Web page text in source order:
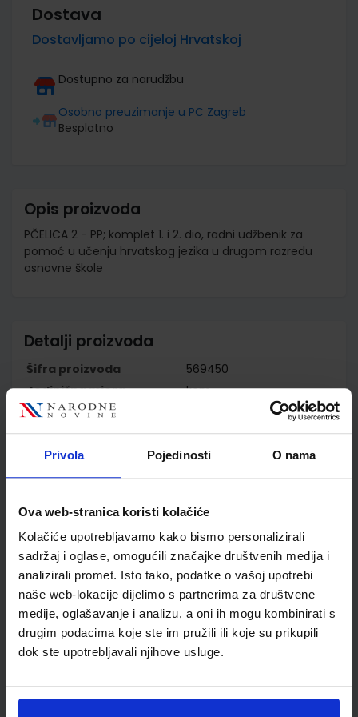
Privola Pojedinosti O nama
Ova web-stranica koristi kolačiće
Kolačiće upotrebljavamo kako bismo personalizirali
sadržaj i oglase, omogućili značajke društvenih medija i
analizirali promet. Isto tako, podatke o vašoj upotrebi
naše web-lokacije dijelimo s partnerima za društvene
medije, oglašavanje i analizu, a oni ih mogu kombinirati s
drugim podacima koje ste im pružili ili koje su prikupili
dok ste upotrebljavali njihove usluge.
Dostava
Dostavljamo po cijeloj Hrvatskoj
Dostupno za narudžbu
Osobno preuzimanje u PC Zagreb
Besplatno
Opis proizvoda
PČELICA 2 - PP; komplet 1. i 2. dio, radni udžbenik za
pomoć u učenju hrvatskog jezika u drugom razredu
osnovne škole
Detalji proizvoda
Šifra proizvoda
569450
Jedinična mjera
kom
Nakladnik
ŠKOLSKA KNJIGA d.d.
Autor
Sonja Ivić Marija Krmpotić
Jelena Utješinović
Vrsta školske knjige
UDŽBENIK
Vrsta škole
1 OSNOVNA
Nastavni predmet
HRVATSKI JEZIK PP
Reg br min
7674